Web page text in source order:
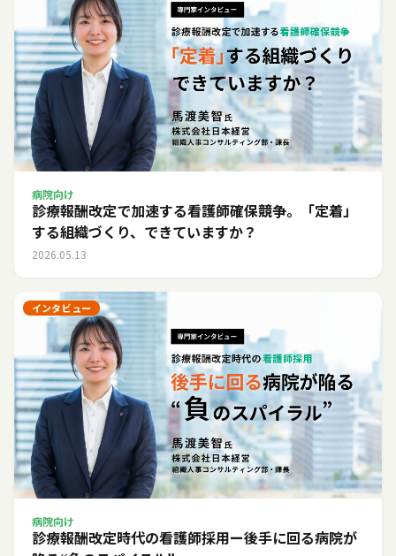
病院向け
診療報酬改定で加速する看護師確保競争。「定着」
する組織づくり、できていますか？
2026.05.13
インタビュー
病院向け
診療報酬改定時代の看護師採用ー後手に回る病院が